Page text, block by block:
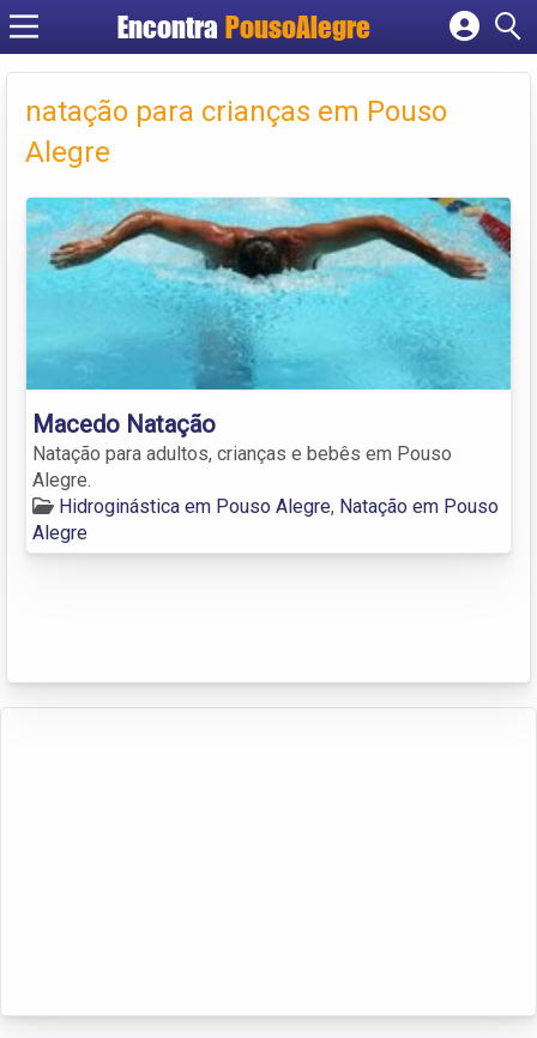
Encontra PousoAlegre
Cadastrar empresa
Criar conta
natação para crianças em Pouso
Alegre
Macedo Natação
Natação para adultos, crianças e bebês em Pouso
Alegre.
Hidroginástica em Pouso Alegre, Natação em Pouso
Alegre